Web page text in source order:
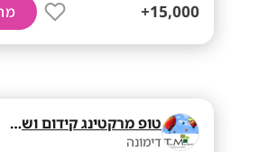
15,000+
טופ מרקטינג קידום ושיווק בע"מ
דימונה